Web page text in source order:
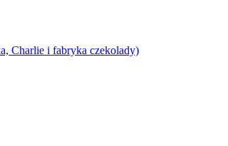
Charlie i fabryka czekolady)